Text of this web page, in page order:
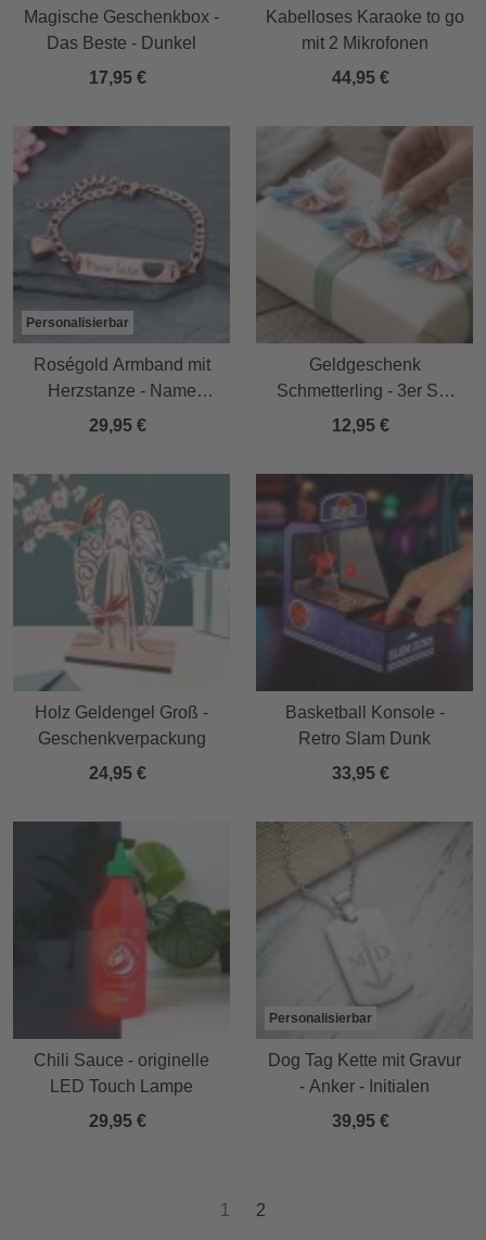
Magische Geschenkbox -
Das Beste - Dunkel
17,95 €
Kabelloses Karaoke to go
mit 2 Mikrofonen
44,95 €
Personalisierbar
Roségold Armband mit
Herzstanze - Name
Gravur
29,95 €
Geldgeschenk
Schmetterling - 3er Set
Geschenkverpackung für
12,95 €
Holz Geldengel Groß -
Geschenkverpackung
24,95 €
Basketball Konsole -
Retro Slam Dunk
33,95 €
Chili Sauce - originelle
LED Touch Lampe
29,95 €
Personalisierbar
Dog Tag Kette mit Gravur
- Anker - Initialen
39,95 €
1 2